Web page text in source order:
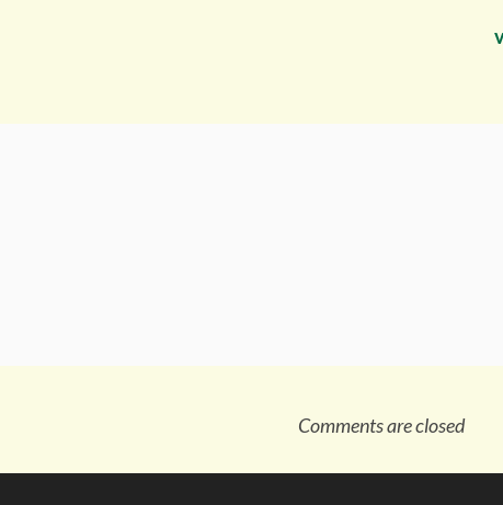
Comments are closed